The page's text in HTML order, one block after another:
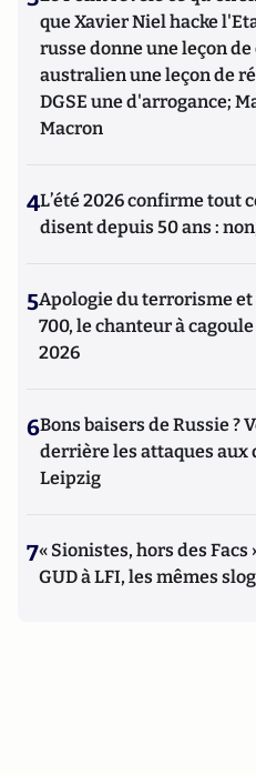
que Xavier Niel hacke
russe donne une leçon
australien une leçon de
DGSE une d'arrogance;
Macron
4L’été 2026 confirme tout
disent depuis 50 ans :
5Apologie du terrorisme
700, le chanteur à cagoule
2026
6Bons baisers de Russie ?
derrière les attaques aux
Leipzig
7« Sionistes, hors des
GUD à LFI, les mêmes